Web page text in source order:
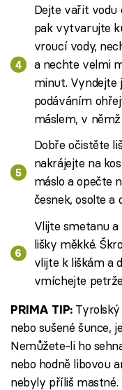
Dejte vařit vodu
pak vytvarujte
vroucí vody,
a nechte velmi
minut. Vyndejte
podáváním
máslem, v
Dobře očistěte
nakrájejte na
máslo a opečte
česnek, osolte a
Vlijte smetanu
lišky měkké.
vlijte k liškám a
vmíchejte
PRIMA TIP:Tyrolský
nebo sušené šunce,
Nemůžete-li ho
nebo hodně libovou
nebyly příliš mastné.